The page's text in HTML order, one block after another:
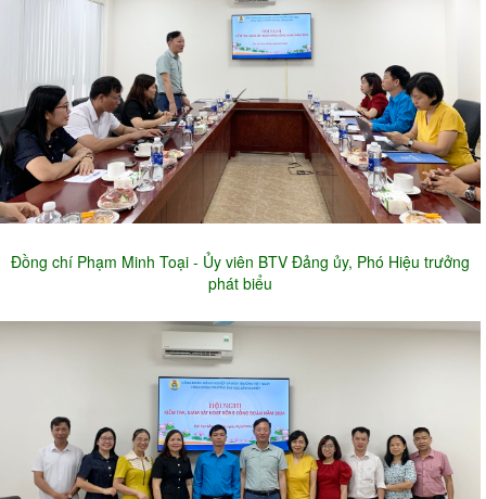
Đồng chí Phạm Minh Toại - Ủy viên BTV Đảng ủy, Phó Hiệu trưởng
phát biểu